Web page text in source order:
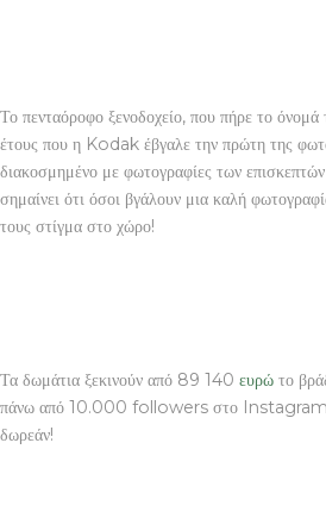
Το πενταόροφο ξενοδοχείο, που πήρε το
έτους που η Kodak έβγαλε την πρώτη της
διακοσμημένο με φωτογραφίες των
σημαίνει ότι όσοι βγάλουν μια καλή
τους στίγμα στο χώρο!
Τα δωμάτια ξεκινούν από 89 140 ευρώ το
πάνω από 10.000 followers στο Instagram η
δωρεάν!